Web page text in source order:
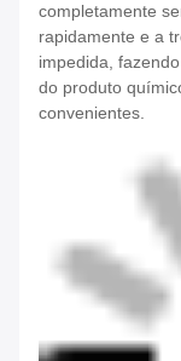
completamente
rapidamente e a
impedida,
do produto
convenientes.